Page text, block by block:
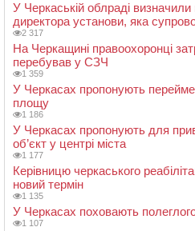
У Черкаській облраді
директора установи, яка
2 317
На Черкащині правоохоронці
перебував у СЗЧ
1 359
У Черкасах пропонують
площу
1 186
У Черкасах пропонують для
об’єкт у центрі міста
1 177
Керівницю черкаського
новий термін
1 135
У Черкасах поховають
1 107